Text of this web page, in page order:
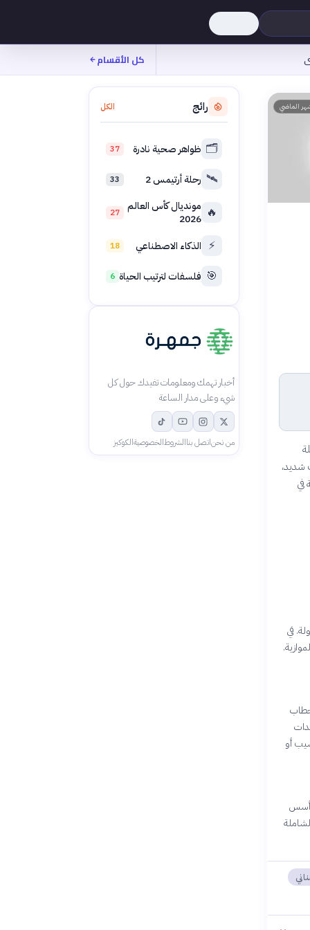
كل الأقسام
الماضي
شديد،
في
في
الموازية.
أو
أسس
رائج الكل
🗂️ ظواهر صحية نادرة 37
🛰️ رحلة أرتيمس 2 33
🔥 مونديال كأس العالم
2026
27
⚡ الذكاء الاصطناعي 18
🎯 فلسفات لترتيب الحياة 6
أخبار تهمك ومعلومات تفيدك حول كل
شيء وعلى مدار الساعة
من نحناتصل بناالشروطالخصوصيةالكوكيز